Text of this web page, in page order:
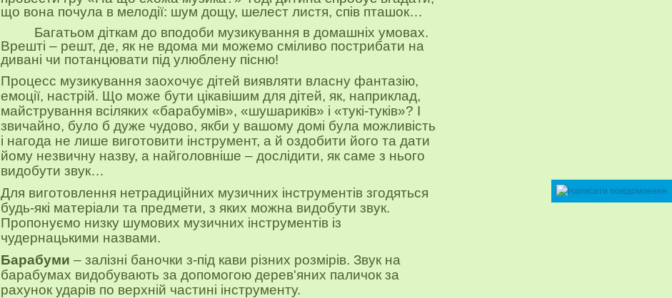
що вона почула в мелодії: шум дощу, шелест листя, спів пташок…
Багатьом діткам до вподоби музикування в домашніх умовах.
Врешті – решт, де, як не вдома ми можемо сміливо пострибати на
дивані чи потанцювати під улюблену пісню!
Процесс музикування заохочує дітей виявляти власну фантазію,
емоції, настрій. Що може бути цікавішим для дітей, як, наприклад,
майстрування всіляких «барабумів», «шушариків» і «тукі-туків»? І
звичайно, було б дуже чудово, якби у вашому домі була можливість
і нагода не лише виготовити інструмент, а й оздобити його та дати
йому незвичну назву, а найголовніше – дослідити, як саме з нього
видобути звук…
Для виготовлення нетрадиційних музичних інструментів згодяться
будь-які матеріали та предмети, з яких можна видобути звук.
Пропонуємо низку шумових музичних інструментів із
чудернацькими назвами.
Барабуми – залізні баночки з-під кави різних розмірів. Звук на
барабумах видобувають за допомогою дерев'яних паличок за
рахунок ударів по верхній частині інструменту.